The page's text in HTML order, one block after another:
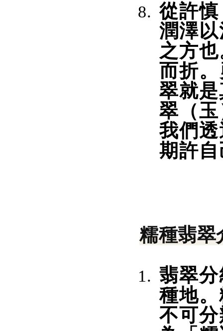
從許
潤澤
之方
而折
翠就
翠（
我們
期許
糯種翡翠
翡翠
種地
不可